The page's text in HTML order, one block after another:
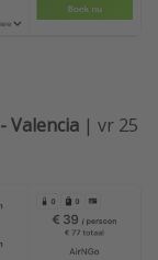
Valencia | vr 25